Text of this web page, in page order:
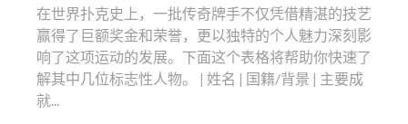
在世界扑克史上，一批传奇牌手不仅凭借精湛的技艺
赢得了巨额奖金和荣誉，更以独特的个人魅力深刻影
响了这项运动的发展。下面这个表格将帮助你快速了
解其中几位标志性人物。 | 姓名 | 国籍/背景 | 主要成
就...